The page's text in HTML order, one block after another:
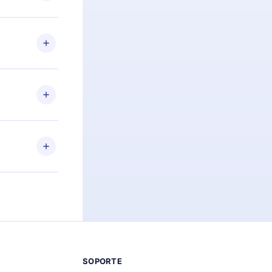
Por
el
de
más de
leer o
iOS,
momento
SOPORTE